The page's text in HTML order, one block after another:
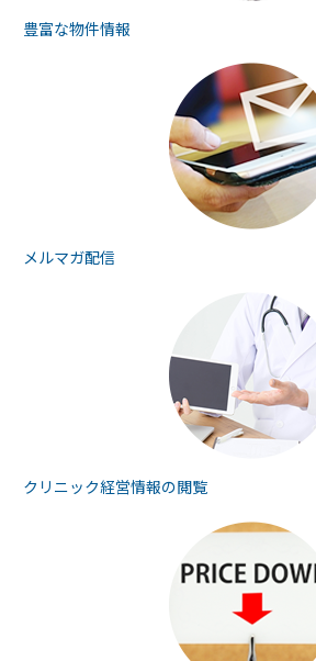
豊富な物件情報
メルマガ配信
クリニック経営情報の閲覧